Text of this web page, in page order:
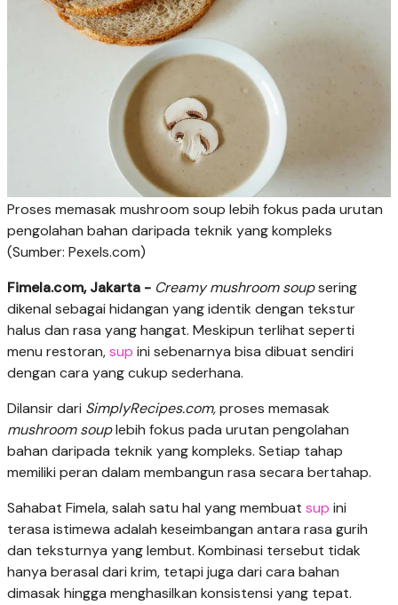
Proses memasak mushroom soup lebih fokus pada urutan
pengolahan bahan daripada teknik yang kompleks
(Sumber: Pexels.com)
Fimela.com, Jakarta - Creamy mushroom soupsering
dikenal sebagai hidangan yang identik dengan tekstur
halus dan rasa yang hangat. Meskipun terlihat seperti
menu restoran,sup ini sebenarnya bisa dibuat sendiri
dengan cara yang cukup sederhana.
Dilansir dari SimplyRecipes.com,proses memasak
mushroom souplebih fokus pada urutan pengolahan
bahan daripada teknik yang kompleks. Setiap tahap
memiliki peran dalam membangun rasa secara bertahap.
Sahabat Fimela, salah satu hal yang membuat sup ini
terasa istimewa adalah keseimbangan antara rasa gurih
dan teksturnya yang lembut. Kombinasi tersebut tidak
hanya berasal dari krim, tetapi juga dari cara bahan
dimasak hingga menghasilkan konsistensi yang tepat.